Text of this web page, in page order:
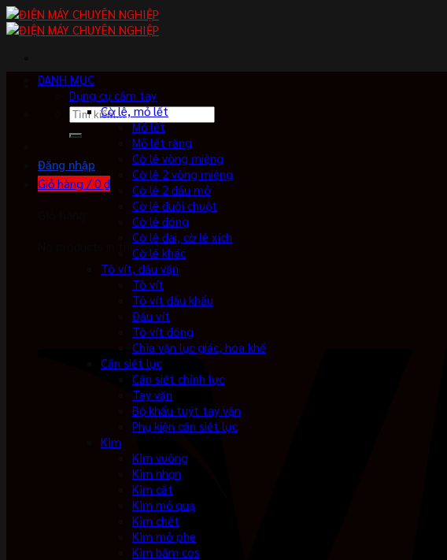
Skip
to
Tìm
kiếm:
Đăng nhập
Giỏ hàng /0 ₫
No products in the cart.
DANH MỤC
Dụng cụ cầm tay
Cờ lê, mỏ lết
Mỏ lết
Mỏ lết răng
Cờ lê vòng miệng
Cờ lê 2 vòng miệng
Cờ lê 2 đầu mở
Cờ lê đuôi chuột
Cờ lê đóng
Cờ lê đai, cờ lê xích
Cờ lê khác
Tô vít, đầu vặn
Tô vít
Tô vít đầu khẩu
Đầu vít
Tô vít đóng
Chìa vặn lục giác, hoa khế
Cần siết lực
Cần siết chỉnh lực
Tay vặn
Bộ khẩu tuýt tay vặn
Phụ kiện cần siết lực
Kìm
Kìm vuông
Kìm nhọn
Kìm cắt
Kìm mỏ quạ
Kìm chết
Kìm mở phe
Kìm bấm cos